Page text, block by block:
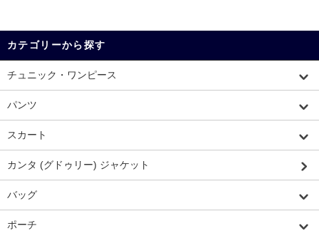
カテゴリーから探す
チュニック・ワンピース
パンツ
スカート
カンタ (グドゥリー) ジャケット
バッグ
ポーチ